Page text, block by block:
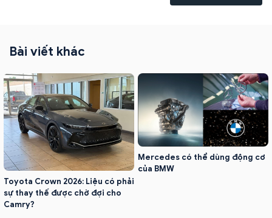
Bài viết khác
Toyota Crown 2026: Liệu có phải
sự thay thế được chờ đợi cho
Camry?
Mercedes có thể dùng động cơ
của BMW